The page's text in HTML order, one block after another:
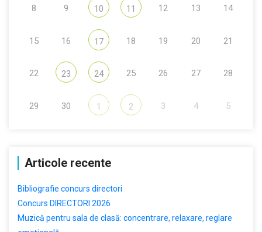
8 9 10 11 12 13 14
15 16 17 18 19 20 21
22 23 24 25 26 27 28
29 30 1 2 3 4 5
Articole recente
Bibliografie concurs directori
Concurs DIRECTORI 2026
Muzică pentru sala de clasă: concentrare, relaxare, reglare